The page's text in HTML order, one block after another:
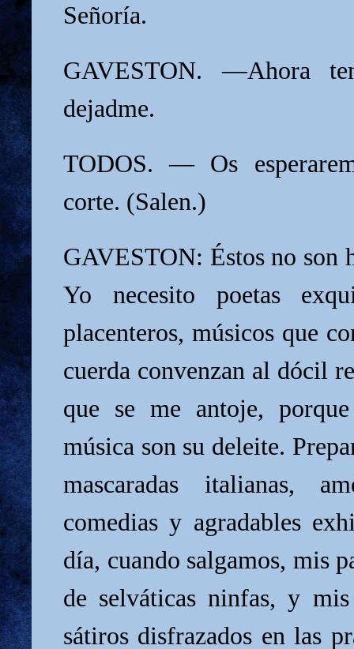
Señoría.
GAVESTON. —Ahora
dejadme.
TODOS. — Os
corte. (Salen.)
GAVESTON: Éstos no son
Yo necesito poetas
placenteros, músicos que
cuerda convenzan al dócil
que se me antoje,
música son su deleite.
mascaradas italianas,
comedias y agradables
día, cuando salgamos, mis
de selváticas ninfas, y
sátiros disfrazados en las